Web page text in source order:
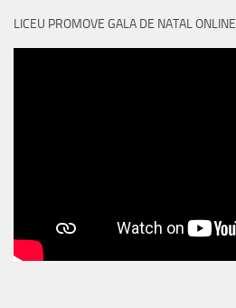
LICEU PROMOVE GALA DE NATAL ONLINE